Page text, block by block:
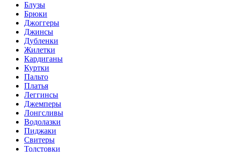
Блузы
Брюки
Джоггеры
Джинсы
Дубленки
Жилетки
Кардиганы
Куртки
Пальто
Платья
Леггинсы
Джемперы
Лонгсливы
Водолазки
Пиджаки
Свитеры
Толстовки